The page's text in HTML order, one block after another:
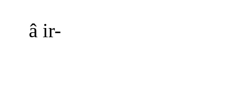
â ir-